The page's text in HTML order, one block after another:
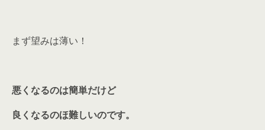
まず望みは薄い！
悪くなるのは簡単だけど
良くなるのほ難しいのです。